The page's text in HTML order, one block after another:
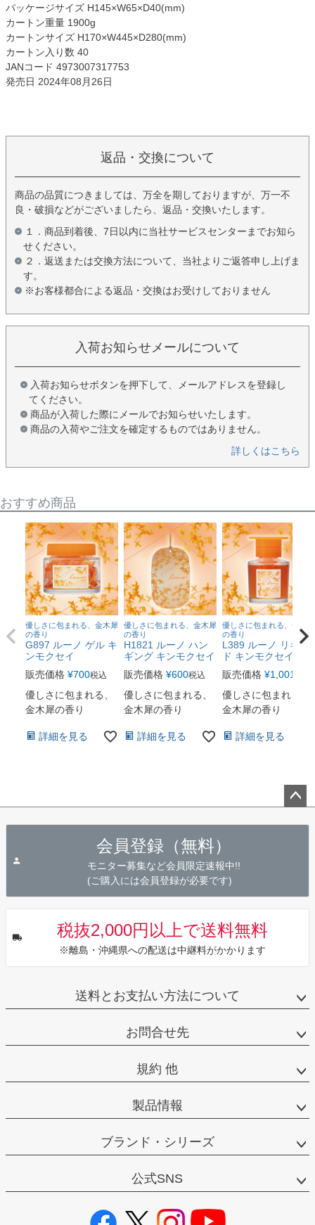
パッケージサイズ H145×W65×D40(mm)
カートン重量 1900g
カートンサイズ H170×W445×D280(mm)
カートン入り数 40
JANコード 4973007317753
発売日 2024年08月26日
返品・交換について
商品の品質につきましては、万全を期しておりますが、万一不
良・破損などがございましたら、返品・交換いたします。
１．商品到着後、7日以内に当社サービスセンターまでお知ら
せください。
２．返送または交換方法について、当社よりご返答申し上げま
す。
※お客様都合による返品・交換はお受けしておりません
入荷お知らせメールについて
入荷お知らせボタンを押下して、メールアドレスを登録し
てください。
商品が入荷した際にメールでお知らせいたします。
商品の入荷やご注文を確定するものではありません。
詳しくはこちら
おすすめ商品
優しさに包まれる、金木犀
の香り
G897 ルーノ ゲル キ
ンモクセイ
販売価格 ¥700税込
優しさに包まれる、
金木犀の香り
詳細を見る
優しさに包まれる、金木犀
の香り
H1821 ルーノ ハン
ギング キンモクセイ
販売価格 ¥600税込
優しさに包まれる、
金木犀の香り
詳細を見る
優しさに包まれる、金木犀
の香り
L389 ルーノ リキッ
ド キンモクセイ
販売価格 ¥1,001
優しさに包まれる、
金木犀の香り
詳細を見る
会員登録（無料）
モニター募集など会員限定速報中!!
(ご購入には会員登録が必要です)
税抜2,000円以上で送料無料
※離島・沖縄県への配送は中継料がかかります
送料とお支払い方法について
お問合せ先
規約 他
製品情報
ブランド・シリーズ
公式SNS